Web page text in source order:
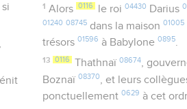
1 Alors 0116 le roi 04430 Darius
01240 08745 dans la maison01005
trésors01596 à Babylone0895.
13 0116 Thathnaï 08674,
Boznaï08370 , et leurs
ponctuellement0629 à cet